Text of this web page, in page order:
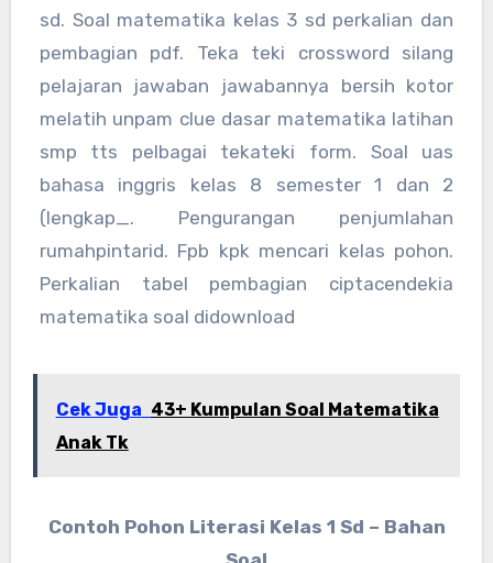
sd. Soal matematika kelas 3 sd perkalian dan
pembagian pdf. Teka teki crossword silang
pelajaran jawaban jawabannya bersih kotor
melatih unpam clue dasar matematika latihan
smp tts pelbagai tekateki form. Soal uas
bahasa inggris kelas 8 semester 1 dan 2
(lengkap_. Pengurangan penjumlahan
rumahpintarid. Fpb kpk mencari kelas pohon.
Perkalian tabel pembagian ciptacendekia
matematika soal didownload
Cek Juga 43+ Kumpulan Soal Matematika
Anak Tk
Contoh Pohon Literasi Kelas 1 Sd – Bahan